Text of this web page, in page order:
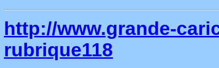
http://www.grande-
rubrique118